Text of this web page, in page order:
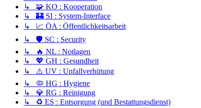
↳ 🧩 KO : Kooperation
↳ 🏰 SI : System-Interface
↳ 📈 ÖA : Öffentlichkeitsarbeit
↳ 🛡️ SC : Security
↳ 🔥 NL : Notlagen
↳ 💖 GH : Gesundheit
↳ ⚠️ UV : Unfallverhütung
↳ 🦠 HG : Hygiene
↳ 💎 RG : Reinigung
↳ ♻️ ES : Entsorgung (und Bestattungsdienst)